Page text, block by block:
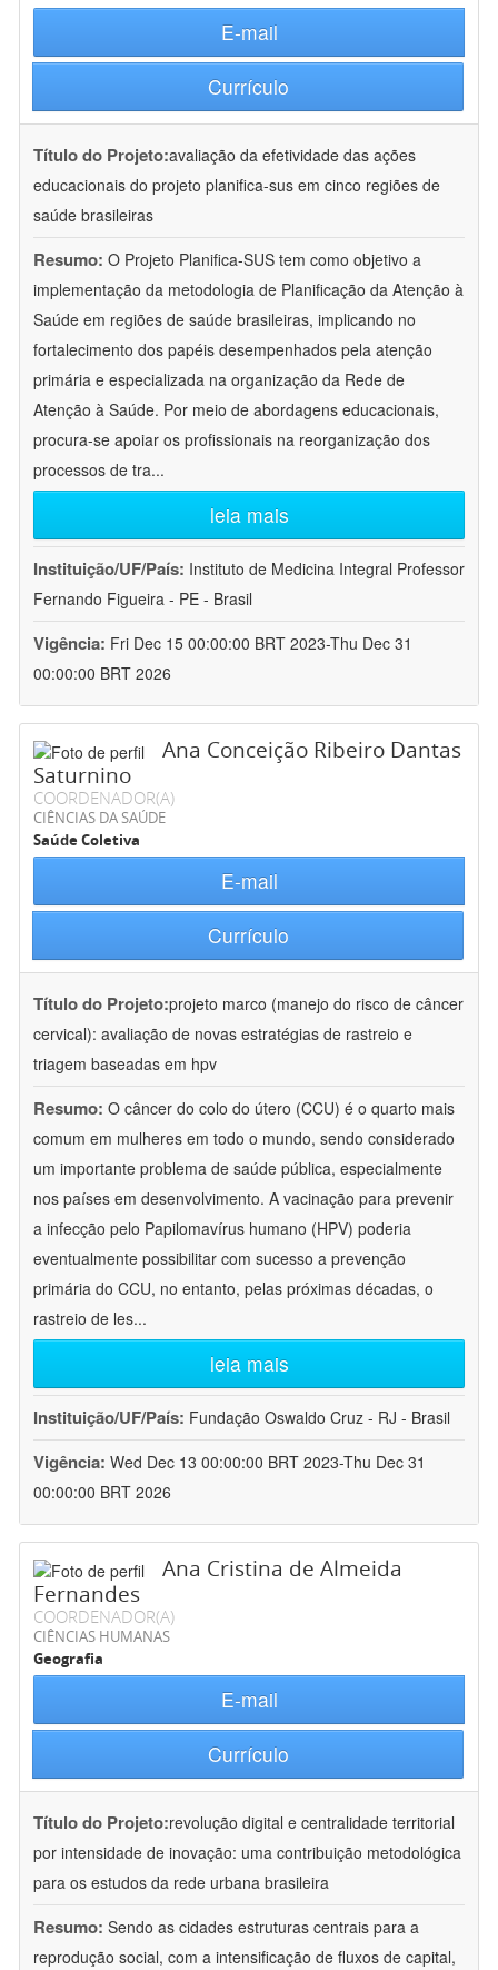
E-mail
Currículo
Título do Projeto:avaliação da efetividade das ações
educacionais do projeto planifica-sus em cinco regiões de
saúde brasileiras
Resumo: O Projeto Planifica-SUS tem como objetivo a
implementação da metodologia de Planificação da Atenção à
Saúde em regiões de saúde brasileiras, implicando no
fortalecimento dos papéis desempenhados pela atenção
primária e especializada na organização da Rede de
Atenção à Saúde. Por meio de abordagens educacionais,
procura-se apoiar os profissionais na reorganização dos
processos de tra...
leia mais
Instituição/UF/País: Instituto de Medicina Integral Professor
Fernando Figueira - PE - Brasil
Vigência: Fri Dec 15 00:00:00 BRT 2023-Thu Dec 31
00:00:00 BRT 2026
Ana Conceição Ribeiro Dantas
Saturnino
COORDENADOR(A)
CIÊNCIAS DA SAÚDE
Saúde Coletiva
E-mail
Currículo
Título do Projeto:projeto marco (manejo do risco de câncer
cervical): avaliação de novas estratégias de rastreio e
triagem baseadas em hpv
Resumo: O câncer do colo do útero (CCU) é o quarto mais
comum em mulheres em todo o mundo, sendo considerado
um importante problema de saúde pública, especialmente
nos países em desenvolvimento. A vacinação para prevenir
a infecção pelo Papilomavírus humano (HPV) poderia
eventualmente possibilitar com sucesso a prevenção
primária do CCU, no entanto, pelas próximas décadas, o
rastreio de les...
leia mais
Instituição/UF/País: Fundação Oswaldo Cruz - RJ - Brasil
Vigência: Wed Dec 13 00:00:00 BRT 2023-Thu Dec 31
00:00:00 BRT 2026
Ana Cristina de Almeida
Fernandes
COORDENADOR(A)
CIÊNCIAS HUMANAS
Geografia
E-mail
Currículo
Título do Projeto:revolução digital e centralidade territorial
por intensidade de inovação: uma contribuição metodológica
para os estudos da rede urbana brasileira
Resumo: Sendo as cidades estruturas centrais para a
reprodução social, com a intensificação de fluxos de capital,